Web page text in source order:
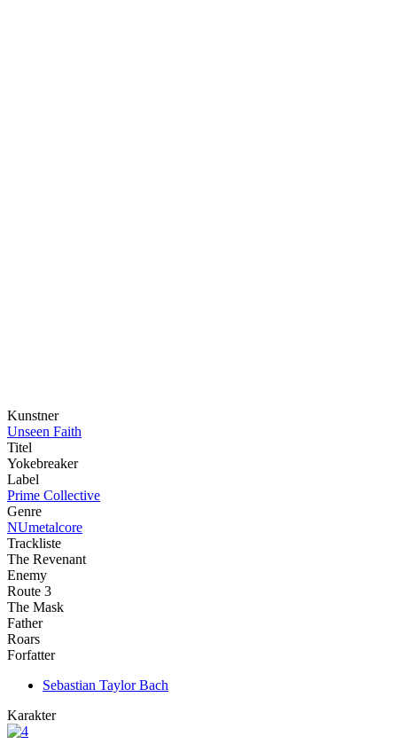
Kunstner
Unseen Faith
Titel
Yokebreaker
Label
Prime Collective
Genre
NUmetalcore
Trackliste
The Revenant
Enemy
Route 3
The Mask
Father
Roars
Forfatter
Sebastian Taylor Bach
Karakter